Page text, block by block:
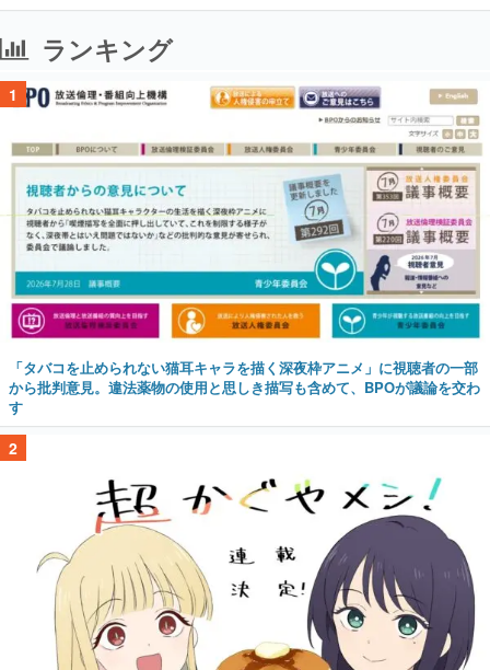
ランキング
1
「タバコを止められない猫耳キャラを描く深夜枠アニメ」に視聴者の一部
から批判意見。違法薬物の使用と思しき描写も含めて、BPOが議論を交わ
す
2